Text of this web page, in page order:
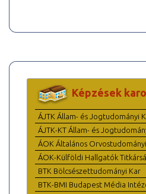
Képzések
ÁJTK Állam- és Jogtudományi
ÁJTK-KT Állam- és
ÁOK Általános
ÁOK-Külföldi Hallgatók
BTK Bölcsészettudományi Kar
BTK-BMI Budapest Média